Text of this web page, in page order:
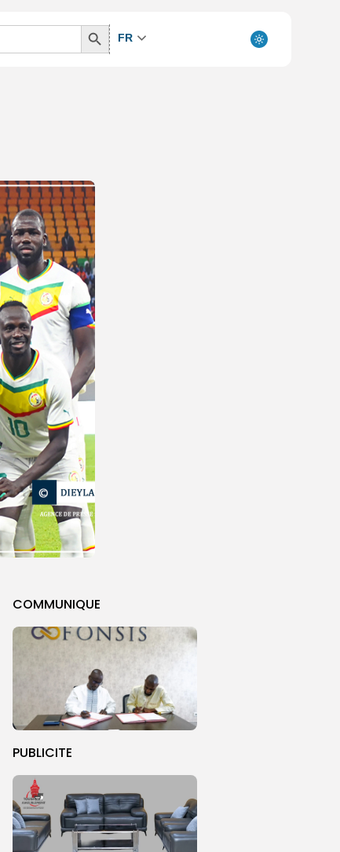
Search
Button
FR
COMMUNIQUE
PUBLICITE